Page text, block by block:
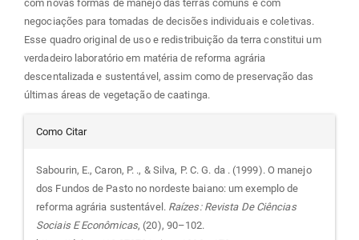
com novas formas de manejo das terras comuns e com
negociações para tomadas de decisões individuais e coletivas.
Esse quadro original de uso e redistribuição da terra constitui um
verdadeiro laboratório em matéria de reforma agrária
descentalizada e sustentável, assim como de preservação das
últimas áreas de vegetação de caatinga.
Detalhes
do
artigo
Como Citar
Sabourin, E., Caron, P. ., & Silva, P. C. G. da . (1999). O manejo
dos Fundos de Pasto no nordeste baiano: um exemplo de
reforma agrária sustentável. Raízes: Revista De Ciências
Sociais E Econômicas, (20), 90–102.